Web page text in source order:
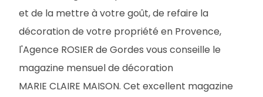
et de la mettre à votre goût, de refaire la
décoration de votre propriété en Provence,
l'Agence ROSIER de Gordes vous conseille le
magazine mensuel de décoration
MARIE CLAIRE MAISON. Cet excellent magazine